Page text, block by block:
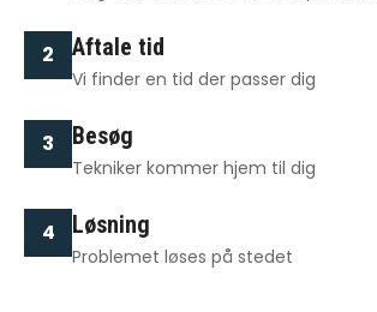
2 Aftale tid
Vi finder en tid der passer dig
3 Besøg
Tekniker kommer hjem til dig
4 Løsning
Problemet løses på stedet